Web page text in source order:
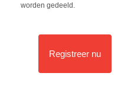
worden gedeeld.
Registreer nu